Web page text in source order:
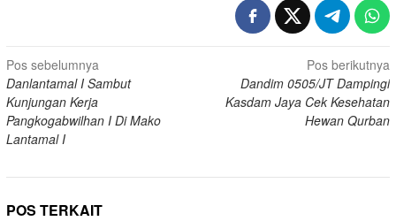
Navigasi
pos
Pos sebelumnya
Danlantamal I Sambut
Kunjungan Kerja
Pangkogabwilhan I Di Mako
Lantamal I
Pos berikutnya
Dandim 0505/JT Dampingi
Kasdam Jaya Cek Kesehatan
Hewan Qurban
POS TERKAIT